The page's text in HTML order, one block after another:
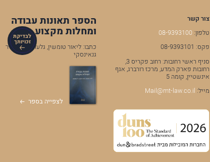
לבדיקת
זכויותך
צור קשר
טלפון: 08-9393100
פקס: 08-9393101
סניף ראשי רחובות: רחוב פקריס 3,
רחובות פארק המדע, מרכז רורברג, אגף
אינשטיין, קומה 5
מייל: Mail@mt-law.co.il
הספר תאונות עבודה
ומחלות מקצוע
כתבו: ליאור טומשין, גלעד מרקמן, ניר
גנאינסקי
לצפייה בספר